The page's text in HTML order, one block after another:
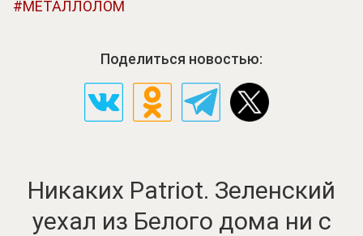
МЕТАЛЛОЛОМ
Поделиться новостью:
Никаких Patriot. Зеленский
уехал из Белого дома ни с